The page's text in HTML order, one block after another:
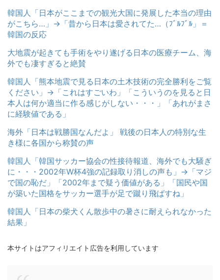
韓国人「日本がここまでの観光大国に発展した本当の理由
がこちら…」→「昔から日本は愛されてた…（ﾌﾞﾙﾌﾞﾙ」＝
韓国の反応
大地震が起きても手術をやり遂げる日本の医療チーム、海
外でも凄すぎると絶賛
韓国人「熊本地震で見る日本の土木技術の完全勝利をご覧
ください」→「これはすごいわ」「こういうのを見ると日
本人は何か適当に作る感じがしない・・・」「あれがまさ
に経験値である」
海外「日本は戦勝国なんだよ」 戦後の日本人の特別な生
き様に各国から称賛の声
韓国人「韓国サッカー協会の性接待報道、海外でも大騒ぎ
に・・・2002年W杯4強の記録取り消しの声も」→「マジ
で国の恥だ」「2002年まで疑う価値がある」「国民や国
が築いた国格をサッカー選手が足で蹴り飛ばすね」
韓国人「日本の柴犬くん散歩中の暑さに耐えられなかった
結果」
本サイトはアフィリエイト広告を利用しています